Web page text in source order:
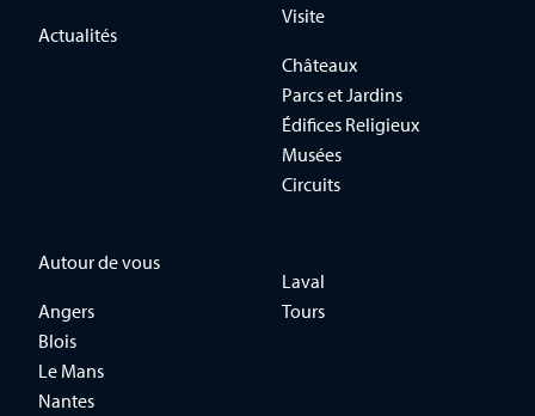
Actualités
Visite
Châteaux
Parcs et Jardins
Édifices Religieux
Musées
Circuits
Autour de vous
Angers
Blois
Le Mans
Nantes
Laval
Tours